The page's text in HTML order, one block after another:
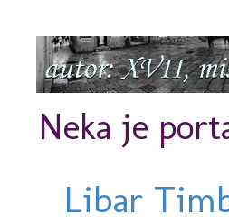
Neka je
Libar